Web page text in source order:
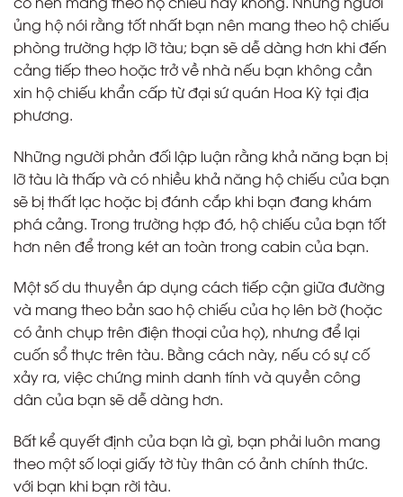
ủng hộ nói rằng tốt nhất bạn nên mang theo hộ chiếu
phòng trường hợp lỡ tàu; bạn sẽ dễ dàng hơn khi đến
cảng tiếp theo hoặc trở về nhà nếu bạn không cần
xin hộ chiếu khẩn cấp từ đại sứ quán Hoa Kỳ tại địa
phương.
Những người phản đối lập luận rằng khả năng bạn bị
lỡ tàu là thấp và có nhiều khả năng hộ chiếu của bạn
sẽ bị thất lạc hoặc bị đánh cắp khi bạn đang khám
phá cảng. Trong trường hợp đó, hộ chiếu của bạn tốt
hơn nên để trong két an toàn trong cabin của bạn.
Một số du thuyền áp dụng cách tiếp cận giữa đường
và mang theo bản sao hộ chiếu của họ lên bờ (hoặc
có ảnh chụp trên điện thoại của họ), nhưng để lại
cuốn sổ thực trên tàu. Bằng cách này, nếu có sự cố
xảy ra, việc chứng minh danh tính và quyền công
dân của bạn sẽ dễ dàng hơn.
Bất kể quyết định của bạn là gì, bạn phải luôn mang
theo một số loại giấy tờ tùy thân có ảnh chính thức.
với bạn khi bạn rời tàu.